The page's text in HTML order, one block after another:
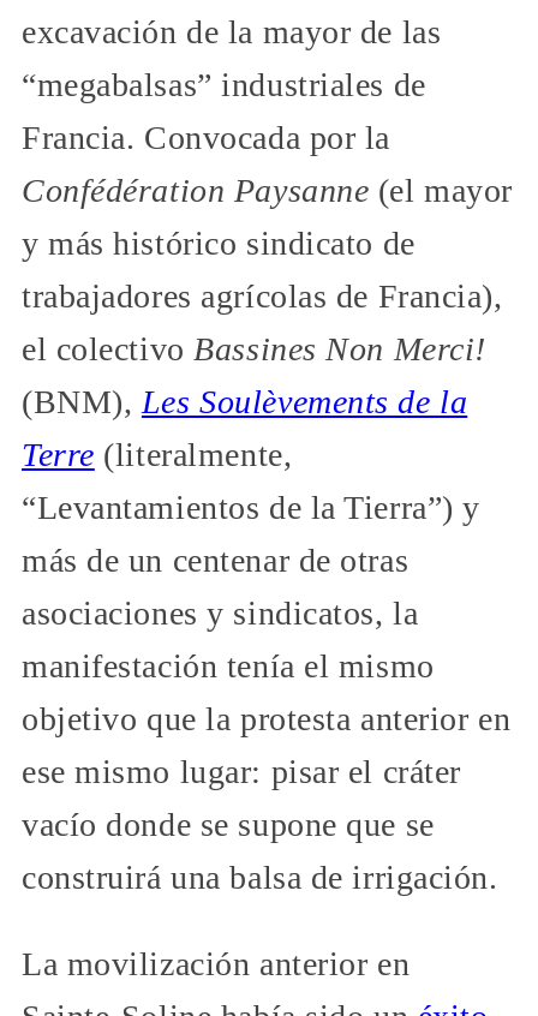
excavación de la mayor de las
“megabalsas” industriales de
Francia. Convocada por la
Confédération Paysanne (el mayor
y más histórico sindicato de
trabajadores agrícolas de Francia),
el colectivo Bassines Non Merci!
(BNM), Les Soulèvements de la
Terre (literalmente,
“Levantamientos de la Tierra”) y
más de un centenar de otras
asociaciones y sindicatos, la
manifestación tenía el mismo
objetivo que la protesta anterior en
ese mismo lugar: pisar el cráter
vacío donde se supone que se
construirá una balsa de irrigación.
La movilización anterior en